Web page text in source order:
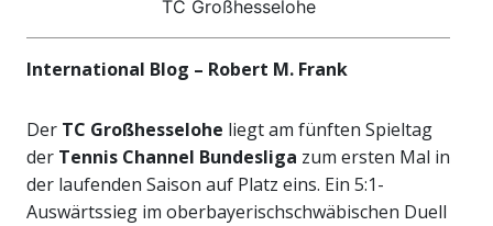
TC Großhesselohe
International Blog – Robert M. Frank
Der TC Großhesselohe liegt am fünften Spieltag
der Tennis Channel Bundesliga zum ersten Mal in
der laufenden Saison auf Platz eins. Ein 5:1-
Auswärtssieg im oberbayerischschwäbischen Duell